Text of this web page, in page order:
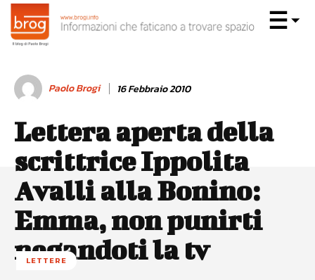
Paolo Brogi 16 Febbraio 2010
Lettera aperta della
scrittrice Ippolita
Avalli alla Bonino:
Emma, non punirti
negandoti la tv
LETTERE